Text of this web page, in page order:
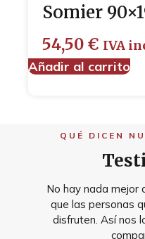
Somier
54,50 € IVA
Añadir al carrito
QUÉ DICEN
No hay nada mejor
que las personas
disfruten. Así nos